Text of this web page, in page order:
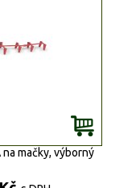
na mačky, výborný